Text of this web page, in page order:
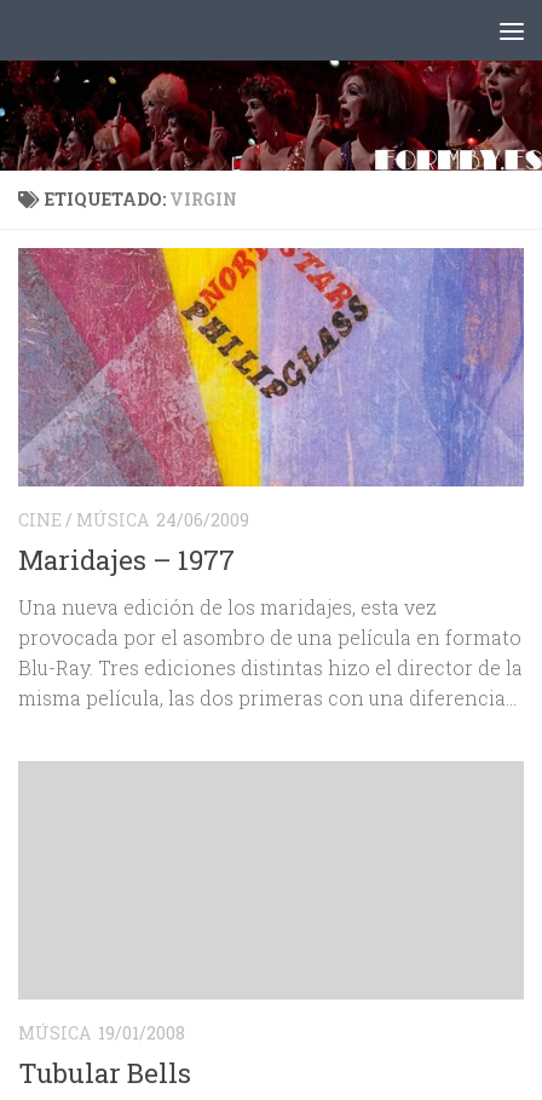
ETIQUETADO: VIRGIN
CINE / MÚSICA 24/06/2009
Maridajes – 1977
Una nueva edición de los maridajes, esta vez
provocada por el asombro de una película en formato
Blu-Ray. Tres ediciones distintas hizo el director de la
misma película, las dos primeras con una diferencia...
MÚSICA 19/01/2008
Tubular Bells